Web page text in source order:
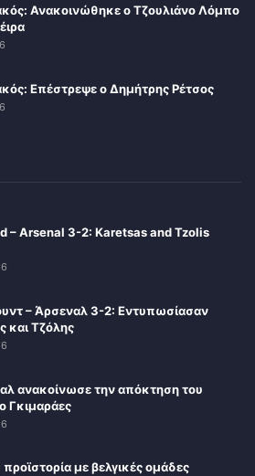
Ανακοινώθηκε ο Τζουλιάνο Λόμπο
Επέστρεψε ο Δημήτρης Ρέτσος
– Arsenal 3-2: Karetsas and Tzolis
– Άρσεναλ 3-2: Εντυπωσίασαν
και Τζόλης
ανακοίνωσε την απόκτηση του
Γκιμαράες
με βελγικές ομάδες